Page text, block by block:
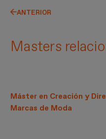
ANTERIOR
Masters
Máster en Creación y
Marcas de Moda